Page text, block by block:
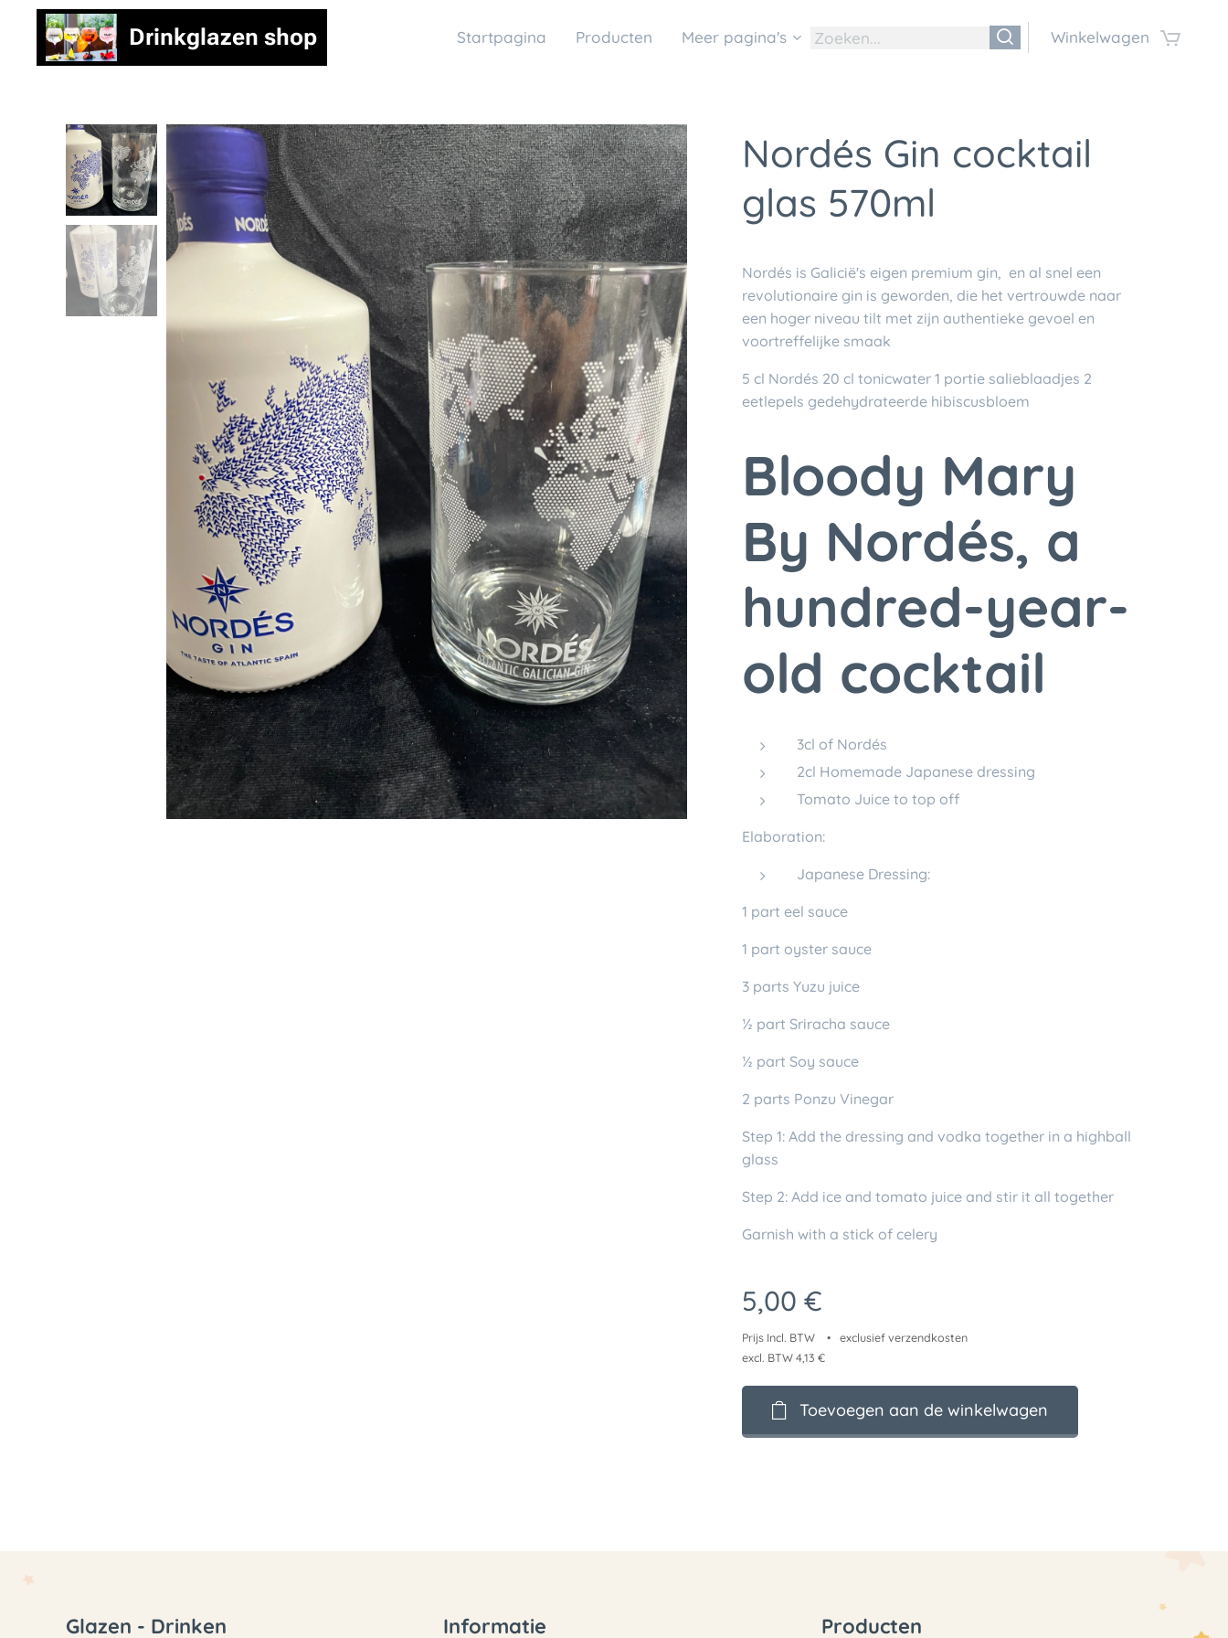
Drinkglazen shop Startpagina Producten Meer pagina's Winkelwagen
Nordés Gin cocktail
glas 570ml
Nordés is Galicië's eigen premium gin, en al snel een
revolutionaire gin is geworden, die het vertrouwde naar
een hoger niveau tilt met zijn authentieke gevoel en
voortreffelijke smaak
5 cl Nordés 20 cl tonicwater 1 portie salieblaadjes 2
eetlepels gedehydrateerde hibiscusbloem
Bloody Mary
By Nordés, a
hundred-year-
old cocktail
3cl of Nordés
2cl Homemade Japanese dressing
Tomato Juice to top off
Elaboration:
Japanese Dressing:
1 part eel sauce
1 part oyster sauce
3 parts Yuzu juice
½ part Sriracha sauce
½ part Soy sauce
2 parts Ponzu Vinegar
Step 1: Add the dressing and vodka together in a highball
glass
Step 2: Add ice and tomato juice and stir it all together
Garnish with a stick of celery
5,00 €
Prijs Incl. BTW
exclusief verzendkosten
excl. BTW 4,13 €
Toevoegen aan de winkelwagen
Glazen - Drinken Informatie Producten